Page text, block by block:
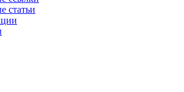
статьи